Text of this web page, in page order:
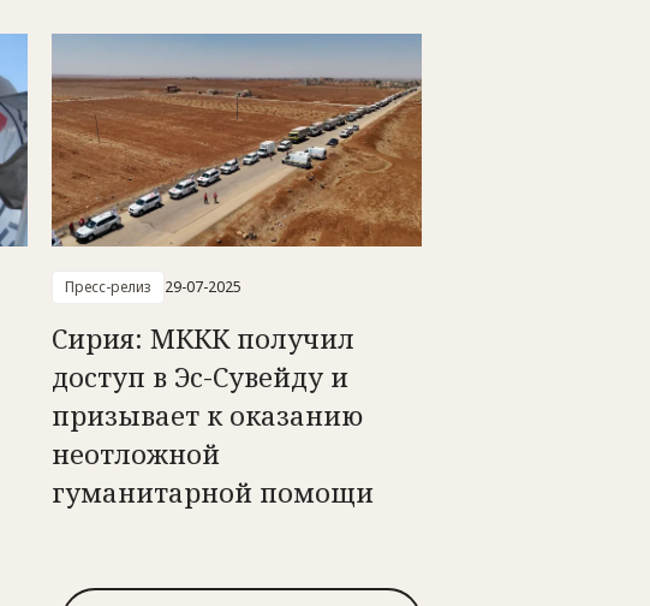
Пресс-релиз 29-07-2025
Сирия: МККК получил
доступ в Эс-Сувейду и
призывает к оказанию
неотложной
гуманитарной помощи